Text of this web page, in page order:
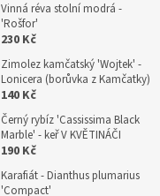
Vinná réva stolní modrá -
'Rošfor'
230 Kč
Zimolez kamčatský 'Wojtek' -
Lonicera (borůvka z Kamčatky)
140 Kč
Černý rybíz 'Cassissima Black
Marble' - keř V KVĚTINÁČI
190 Kč
Karafiát - Dianthus plumarius
'Compact'